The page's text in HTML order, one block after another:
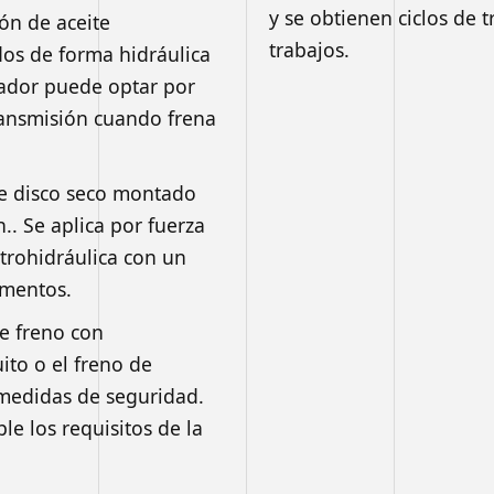
de aceite
de forma hidráulica
puede optar por
cuando frena
disco seco montado
Se aplica por fuerza
con un
freno con
o el freno de
de seguridad.
los requisitos de la
y se obtienen ciclos de
trabajos.